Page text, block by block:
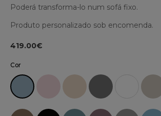
Poderá transforma-lo num sofá fixo.
Produto personalizado sob encomenda.
419.00€
Cor